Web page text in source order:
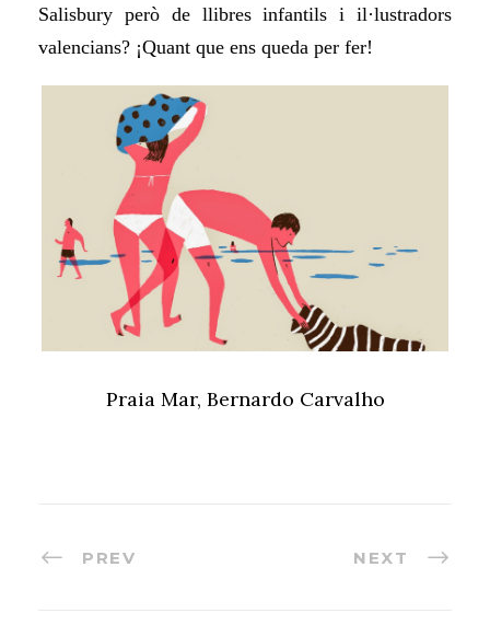
Salisbury però de llibres infantils i il·lustradors
valencians? ¡Quant que ens queda per fer!
Praia Mar, Bernardo Carvalho
PREV NEXT